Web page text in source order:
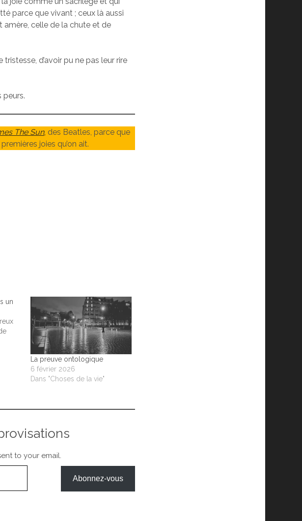
parce que vivant ; ceux là aussi
amère, celle de la chute et de
tristesse, d’avoir pu ne pas leur rire
peurs.
The Sun, des Beatles, parce que
joies qu’on ait.
un
le
La preuve ontologique
6 février 2026
Dans "Choses de la vie"
to your email.
Abonnez-vous